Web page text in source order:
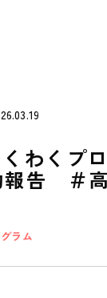
おもい
わくプ
報告 ＃
ラム